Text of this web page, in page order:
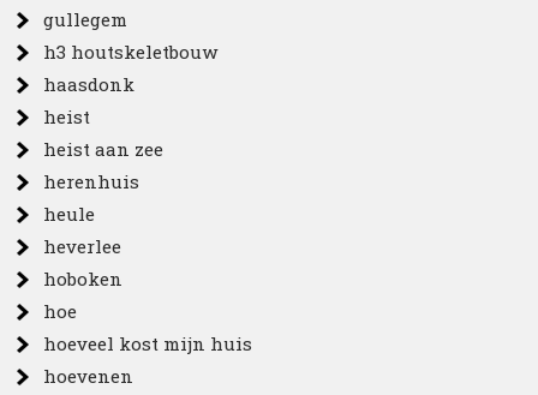
gullegem
h3 houtskeletbouw
haasdonk
heist
heist aan zee
herenhuis
heule
heverlee
hoboken
hoe
hoeveel kost mijn huis
hoevenen